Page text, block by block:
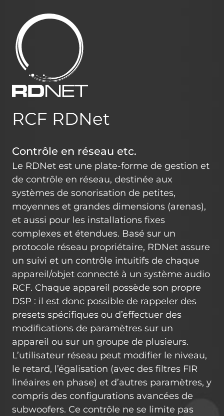
RCF RDNet
Contrôle en réseau etc.
Le RDNet est une plate-forme de gestion et
de contrôle en réseau, destinée aux
systèmes de sonorisation de petites,
moyennes et grandes dimensions (arenas),
et aussi pour les installations fixes
complexes et étendues. Basé sur un
protocole réseau propriétaire, RDNet assure
un suivi et un contrôle intuitifs de chaque
appareil/objet connecté à un système audio
RCF. Chaque appareil possède son propre
DSP : il est donc possible de rappeler des
presets spécifiques ou d’effectuer des
modifications de paramètres sur un
appareil ou sur un groupe de plusieurs.
L’utilisateur réseau peut modifier le niveau,
le retard, l’égalisation (avec des filtres FIR
linéaires en phase) et d’autres paramètres, y
compris des configurations avancées de
subwoofers. Ce contrôle ne se limite pas